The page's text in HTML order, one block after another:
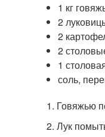
1 кг
2
2
2
1
соль,
1. Говяжью
2. Лук